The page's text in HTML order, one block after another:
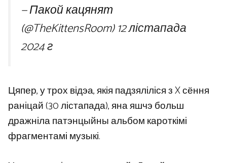
— Пакой кацянят
(@TheKittensRoom)12 лістапада
2024 г
Цяпер, у трох відэа, якія падзяліліся з X сёння
раніцай (30 лістапада), яна яшчэ больш
дражніла патэнцыйны альбом кароткімі
фрагментамі музыкі.